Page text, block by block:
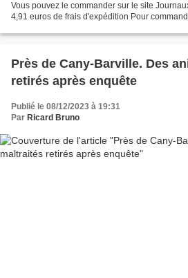
Vous pouvez le commander sur le site
4,91 euros de frais d'expédition Pour
Près de Cany-Barville. Des
retirés après enquête
Publié le 08/12/2023 à 19:31
Par Ricard Bruno